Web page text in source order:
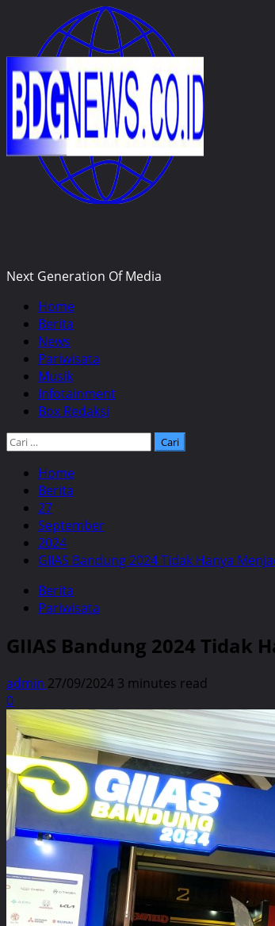
content
Next Generation Of Media
Primary
Menu
Home
Berita
News
Pariwisata
Musik
Infotainment
Box Redaksi
Cari
Home
Berita
27
September
2024
GIIAS Bandung 2024 Tidak Hanya
Berita
Pariwisata
GIIAS Bandung 2024 Tidak
admin 27/09/2024 3 minutes read
0